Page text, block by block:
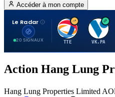
Accéder à mon compte
Le Radar
20 SIGNAUX
T
TTE
V
VK.PA
Action Hang Lung
Hang Lung Properties Limited